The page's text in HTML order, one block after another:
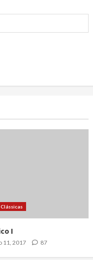
I
11, 2017 87